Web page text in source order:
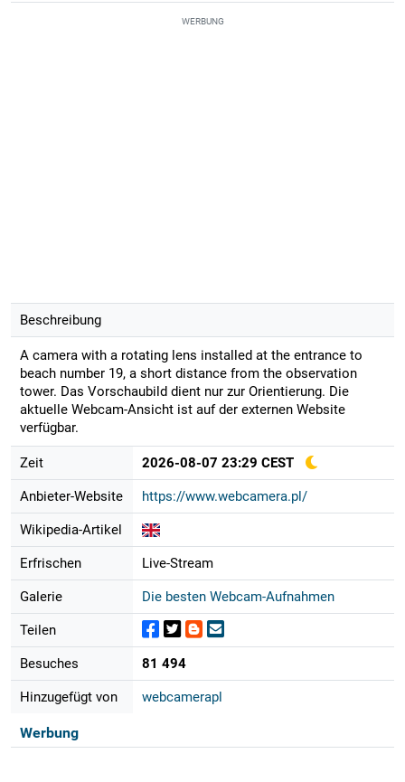
WERBUNG
Beschreibung
A camera with a rotating lens installed at the entrance to
beach number 19, a short distance from the observation
tower. Das Vorschaubild dient nur zur Orientierung. Die
aktuelle Webcam-Ansicht ist auf der externen Website
verfügbar.
Zeit 2026-08-07 23:29 CEST
Anbieter-Website https://www.webcamera.pl/
Wikipedia-Artikel
Erfrischen Live-Stream
Galerie Die besten Webcam-Aufnahmen
Teilen
Besuches 81 494
Hinzugefügt von webcamerapl
Werbung